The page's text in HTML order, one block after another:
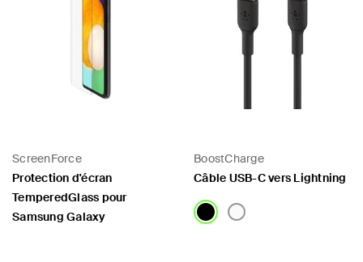
ScreenForce
Protection d'écran
TemperedGlass pour
Samsung Galaxy
BoostCharge
Câble USB-C vers Lightning